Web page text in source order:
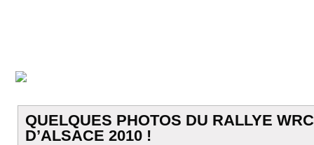
QUELQUES PHOTOS DU RALLYE WRC
D’ALSACE 2010 !